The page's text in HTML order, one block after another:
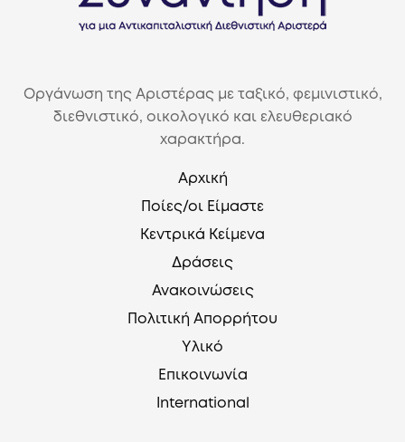
Οργάνωση της Αριστέρας με ταξικό, φεμινιστικό,
διεθνιστικό, οικολογικό και ελευθεριακό
χαρακτήρα.
Αρχική
Ποίες/οι Είμαστε
Κεντρικά Κείμενα
Δράσεις
Ανακοινώσεις
Πολιτική Απορρήτου
Υλικό
Επικοινωνία
International